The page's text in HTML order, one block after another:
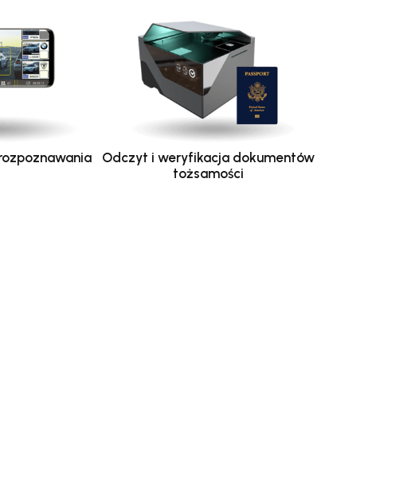
Odczyt i weryfikacja dokumentów
tożsamości